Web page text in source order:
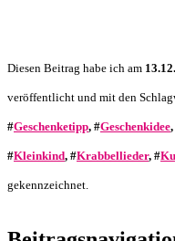
Diesen Beitrag habe ich am
veröffentlicht und mit den
#Geschenketipp, #Geschenkidee
#Kleinkind, #Krabbellieder, #
gekennzeichnet.